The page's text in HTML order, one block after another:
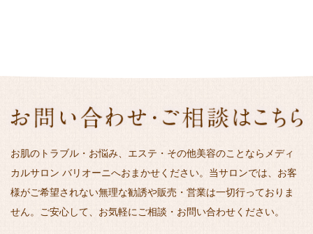
お肌のトラブル・お悩み、エステ・その他美容のことならメディ
カルサロン バリオーニへおまかせください。当サロンでは、お客
様がご希望されない無理な勧誘や販売・営業は一切行っておりま
せん。ご安心して、お気軽にご相談・お問い合わせください。